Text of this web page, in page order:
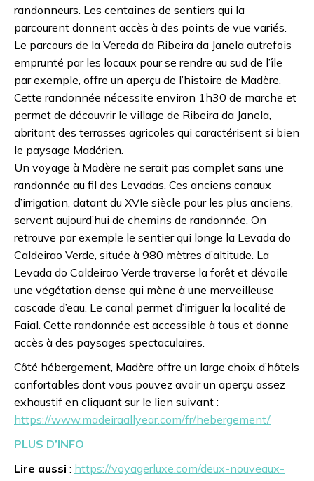
randonneurs. Les centaines de sentiers qui la
parcourent donnent accès à des points de vue variés.
Le parcours de la Vereda da Ribeira da Janela autrefois
emprunté par les locaux pour se rendre au sud de l’île
par exemple, offre un aperçu de l’histoire de Madère.
Cette randonnée nécessite environ 1h30 de marche et
permet de découvrir le village de Ribeira da Janela,
abritant des terrasses agricoles qui caractérisent si bien
le paysage Madérien.
Un voyage à Madère ne serait pas complet sans une
randonnée au fil des Levadas. Ces anciens canaux
d’irrigation, datant du XVIe siècle pour les plus anciens,
servent aujourd’hui de chemins de randonnée. On
retrouve par exemple le sentier qui longe la Levada do
Caldeirao Verde, située à 980 mètres d’altitude. La
Levada do Caldeirao Verde traverse la forêt et dévoile
une végétation dense qui mène à une merveilleuse
cascade d’eau. Le canal permet d’irriguer la localité de
Faial. Cette randonnée est accessible à tous et donne
accès à des paysages spectaculaires.
Côté hébergement, Madère offre un large choix d’hôtels
confortables dont vous pouvez avoir un aperçu assez
exhaustif en cliquant sur le lien suivant :
https://www.madeiraallyear.com/fr/hebergement/
PLUS D’INFO
Lire aussi : https://voyagerluxe.com/deux-nouveaux-